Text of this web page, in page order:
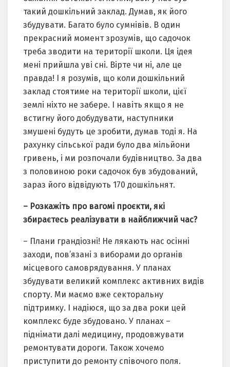
такий дошкільний заклад. Думав, як його
збудувати. Багато було сумнівів. В один
прекрасний момент зрозумів, що садочок
треба зводити на території школи. Ця ідея
мені прийшла уві сні. Вірте чи ні, але це
правда! І я розумів, що коли дошкільний
заклад стоятиме на території школи, цієї
землі ніхто не забере. І навіть якщо я не
встигну його добудувати, наступники
змушені будуть це зробити, думав тоді я. На
рахунку сільської ради було два мільйони
гривень, і ми розпочали будівництво. За два
з половиною роки садочок був збудований,
зараз його відвідують 170 дошкільнят.
– Розкажіть про вагомі проєкти, які
збираєтесь реалізувати в найближчий час?
– Плани грандіозні! Не лякають нас осінні
заходи, пов’язані з виборами до органів
місцевого самоврядування. У планах
збудувати великий комплекс активних видів
спорту. Ми маємо вже секторальну
підтримку. І надіюся, що за два роки цей
комплекс буде збудовано. У планах –
піднімати далі медицину, продовжувати
ремонтувати дороги. Також хочемо
приступити до ремонту співочого поля.